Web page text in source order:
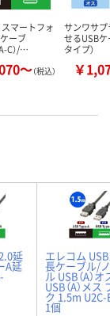
マートフォ
ーブ
C）/…
～（税込）
サンワサ
せるUSBケ
タイプ）
￥
延
A延
エレコム
長ケーブル/
ル USB（A）オ
USB（A）メス
ク 1.5m U2C-
1個